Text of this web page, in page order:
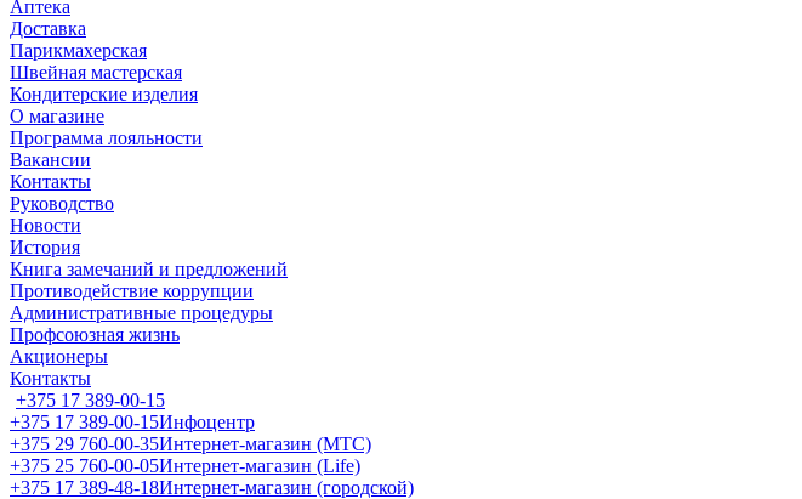
Аптека
Доставка
Парикмахерская
Швейная мастерская
Кондитерские изделия
О магазине
Программа лояльности
Вакансии
Контакты
Руководство
Новости
История
Книга замечаний и предложений
Противодействие коррупции
Административные процедуры
Профсоюзная жизнь
Акционеры
Контакты
+375 17 389-00-15
+375 17 389-00-15Инфоцентр
+375 29 760-00-35Интернет-магазин (МТС)
+375 25 760-00-05Интернет-магазин (Life)
+375 17 389-48-18Интернет-магазин (городской)